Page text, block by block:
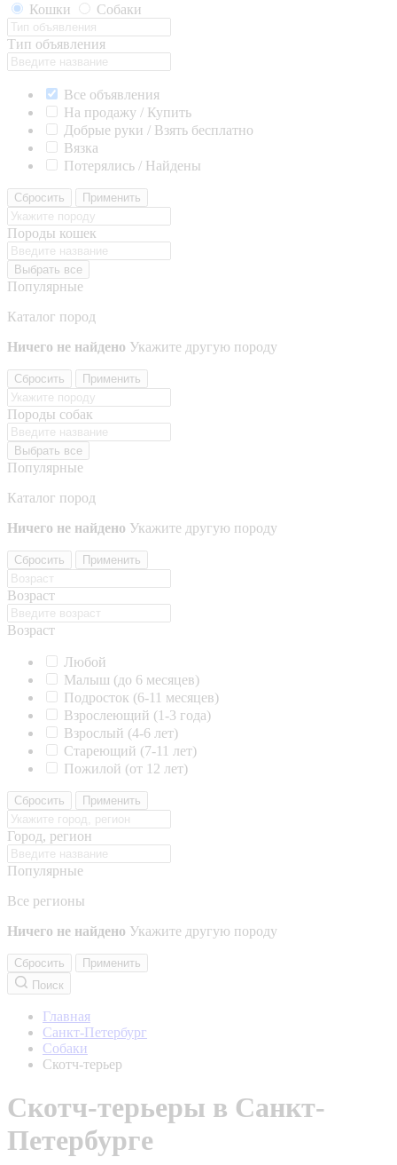
Кошки
Собаки
Тип объявления
Все объявления
На продажу / Купить
Добрые руки / Взять бесплатно
Вязка
Потерялись / Найдены
Сбросить Применить
Породы кошек
Выбрать все
Популярные
Каталог пород
Ничего не найдено Укажите другую породу
Сбросить Применить
Породы собак
Выбрать все
Популярные
Каталог пород
Ничего не найдено Укажите другую породу
Сбросить Применить
Возраст
Возраст
Любой
Малыш (до 6 месяцев)
Подросток (6-11 месяцев)
Взрослеющий (1-3 года)
Взрослый (4-6 лет)
Стареющий (7-11 лет)
Пожилой (от 12 лет)
Сбросить Применить
Город, регион
Популярные
Все регионы
Ничего не найдено Укажите другую породу
Сбросить
Применить
Поиск
Главная
Санкт-Петербург
Собаки
Скотч-терьер
Скотч-терьеры в Санкт-
Петербурге